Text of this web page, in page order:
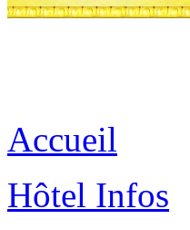
Accueil
Hôtel Infos